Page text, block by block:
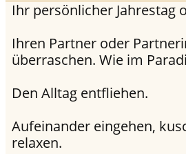
Ihr persönlicher Jahrestag
Ihren Partner oder
überraschen. Wie im
Den Alltag entfliehen.
Aufeinander eingehen,
relaxen.